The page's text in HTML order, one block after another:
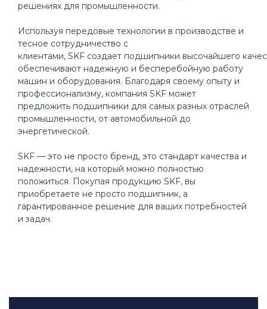
решениях для промышленности.
Используя передовые технологии в производстве и
тесное сотрудничество с
клиентами, SKF создает подшипники высочайшего
обеспечивают надежную и бесперебойную работу
машин и оборудования. Благодаря своему опыту и
профессионализму, компания SKF может
предложить подшипники для самых разных отраслей
промышленности, от автомобильной до
энергетической.
SKF — это не просто бренд, это стандарт качества и
надежности, на который можно полностью
положиться. Покупая продукцию SKF, вы
приобретаете не просто подшипник, а
гарантированное решение для ваших потребностей
и задач.